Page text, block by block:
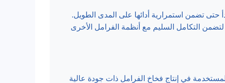
تضمن استمرارية أدائها على المدى الطويل.
التكامل السليم مع أنظمة الفرامل الأخرى
في إنتاج فخاخ الفرامل ذات جودة عالية